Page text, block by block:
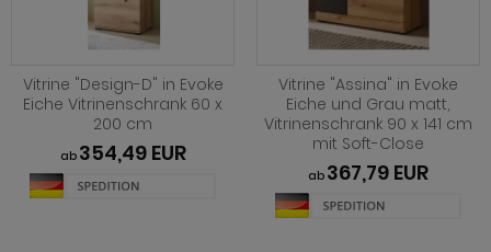
Vitrine "Design-D" in Evoke
Eiche Vitrinenschrank 60 x
200 cm
ab 354,49 EUR
Vitrine "Assina" in Evoke
Eiche und Grau matt,
Vitrinenschrank 90 x 141 cm
mit Soft-Close
ab 367,79 EUR
Niran
Nobile
Norwich
Onawa grau
Onawa grün
Norris
Ocean
Palamos
Paterno